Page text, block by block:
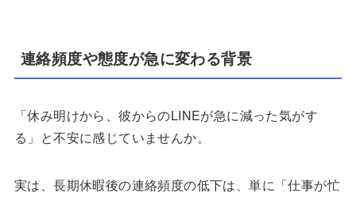
連絡頻度や態度が急に変わる背景
「休み明けから、彼からのLINEが急に減った気がす
る」と不安に感じていませんか。
実は、長期休暇後の連絡頻度の低下は、単に「仕事が忙